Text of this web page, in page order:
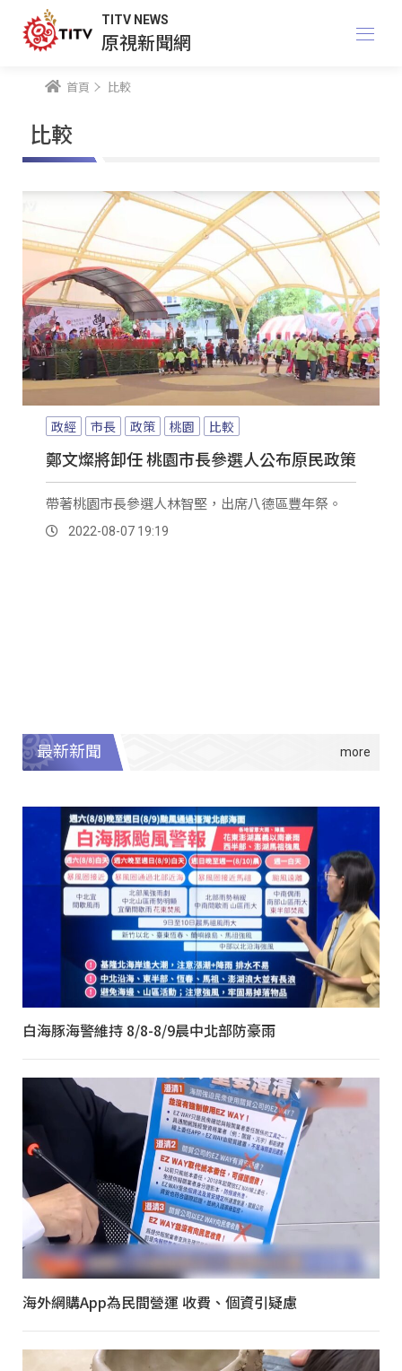
TITV NEWS
原視新聞網
首頁 比較
比較
政經 市長 政策 桃園 比較
鄭文燦將卸任 桃園市長參選人公布原民政策
帶著桃園市長參選人林智堅，出席八德區豐年祭。
2022-08-07 19:19
最新新聞
白海豚海警維持 8/8-8/9晨中北部防豪雨
海外網購App為民間營運 收費、個資引疑慮